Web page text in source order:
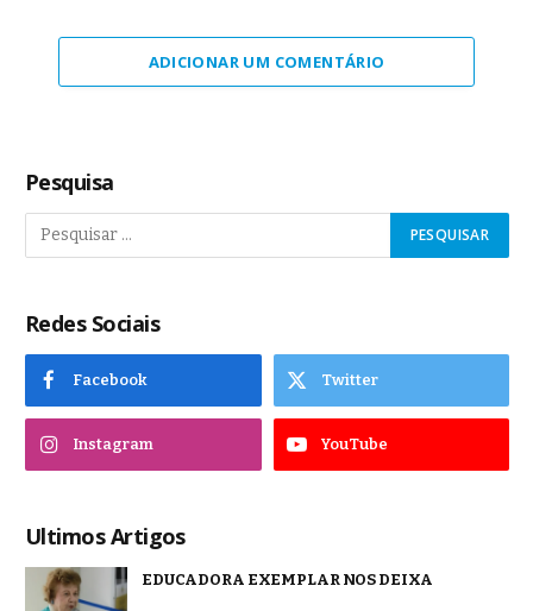
ADICIONAR UM COMENTÁRIO
Pesquisa
Redes Sociais
Facebook Twitter
Instagram YouTube
Ultimos Artigos
EDUCADORA EXEMPLAR NOS DEIXA